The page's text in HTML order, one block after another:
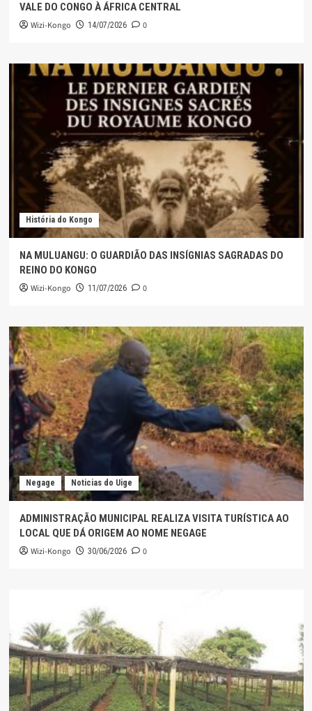
VALE DO CONGO À ÁFRICA CENTRAL
Wizi-Kongo 14/07/2026 0
História do Kongo
NA MULUANGU: O GUARDIÃO DAS INSÍGNIAS SAGRADAS DO
REINO DO KONGO
Wizi-Kongo 11/07/2026 0
Negage Noticias do Uige
ADMINISTRAÇÃO MUNICIPAL REALIZA VISITA TURÍSTICA AO
LOCAL QUE DÁ ORIGEM AO NOME NEGAGE
Wizi-Kongo 30/06/2026 0